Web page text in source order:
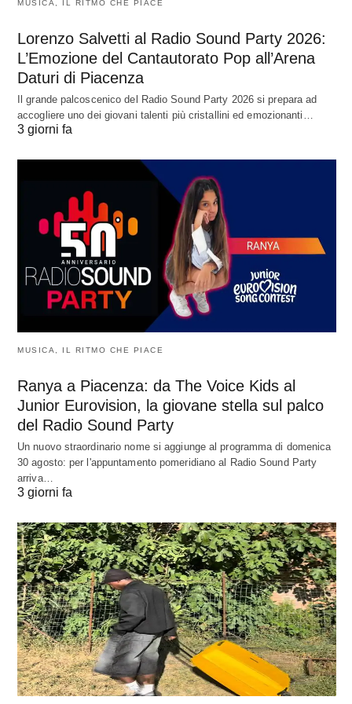
MUSICA, IL RITMO CHE PIACE
Lorenzo Salvetti al Radio Sound Party 2026:
L’Emozione del Cantautorato Pop all’Arena
Daturi di Piacenza
Il grande palcoscenico del Radio Sound Party 2026 si prepara ad
accogliere uno dei giovani talenti più cristallini ed emozionanti…
3 giorni fa
MUSICA, IL RITMO CHE PIACE
Ranya a Piacenza: da The Voice Kids al
Junior Eurovision, la giovane stella sul palco
del Radio Sound Party
Un nuovo straordinario nome si aggiunge al programma di domenica
30 agosto: per l'appuntamento pomeridiano al Radio Sound Party
arriva…
3 giorni fa